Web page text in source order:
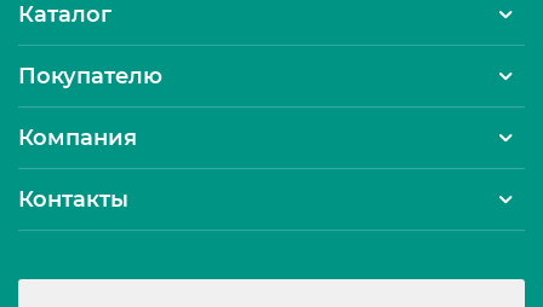
Каталог
Покупателю
Компания
Контакты